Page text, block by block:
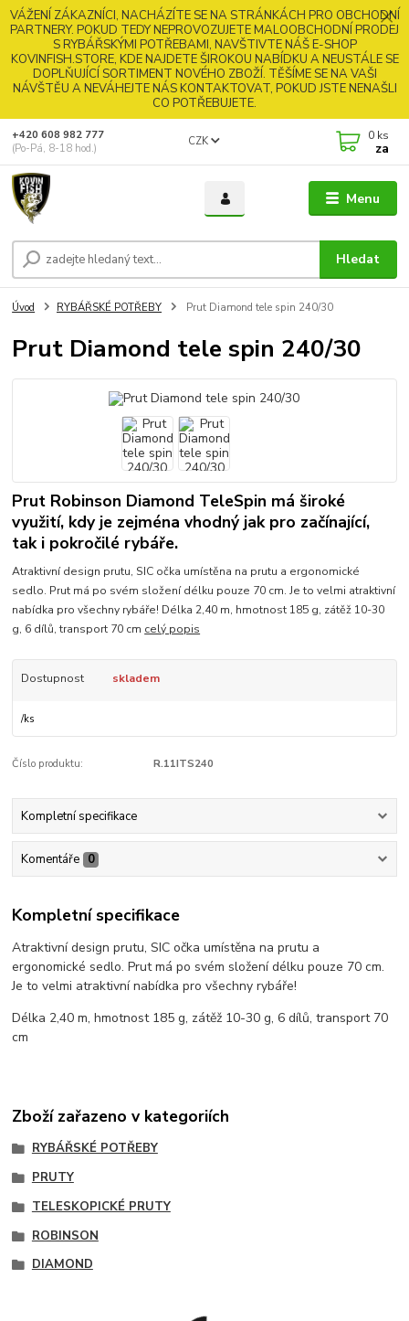
VÁŽENÍ ZÁKAZNÍCI, NACHÁZÍTE SE NA STRÁNKÁCH PRO OBCHODNÍ
PARTNERY. POKUD TEDY NEPROVOZUJETE MALOOBCHODNÍ PRODEJ
S RYBÁŘSKÝMI POTŘEBAMI, NAVŠTIVTE NÁŠ E-SHOP
KOVINFISH.STORE, KDE NAJDETE ŠIROKOU NABÍDKU A NEUSTÁLE SE
DOPLŇUJÍCÍ SORTIMENT NOVÉHO ZBOŽÍ. TĚŠÍME SE NA VAŠI
NÁVŠTĚU A NEVÁHEJTE NÁS KONTAKTOVAT, POKUD JSTE NENAŠLI
CO POTŘEBUJETE.
Menu
CZK
Hledat
+420 608 982 777
(Po-Pá, 8-18 hod.)
0 ks
za
Úvod RYBÁŘSKÉ POTŘEBY Prut Diamond tele spin 240/30
Prut Diamond tele spin 240/30
Prut Robinson Diamond TeleSpin má široké
využití, kdy je zejména vhodný jak pro začínající,
tak i pokročilé rybáře.
Atraktivní design prutu, SIC očka umístěna na prutu a ergonomické
sedlo. Prut má po svém složení délku pouze 70 cm. Je to velmi atraktivní
nabídka pro všechny rybáře! Délka 2,40 m, hmotnost 185 g, zátěž 10-30
g, 6 dílů, transport 70 cm celý popis
Dostupnost skladem
/ks
Číslo produktu: R.11ITS240
Kompletní specifikace
Komentáře 0
Kompletní specifikace
Atraktivní design prutu, SIC očka umístěna na prutu a
ergonomické sedlo. Prut má po svém složení délku pouze 70 cm.
Je to velmi atraktivní nabídka pro všechny rybáře!
Délka 2,40 m, hmotnost 185 g, zátěž 10-30 g, 6 dílů, transport 70
cm
Zboží zařazeno v kategoriích
RYBÁŘSKÉ POTŘEBY
PRUTY
TELESKOPICKÉ PRUTY
ROBINSON
DIAMOND